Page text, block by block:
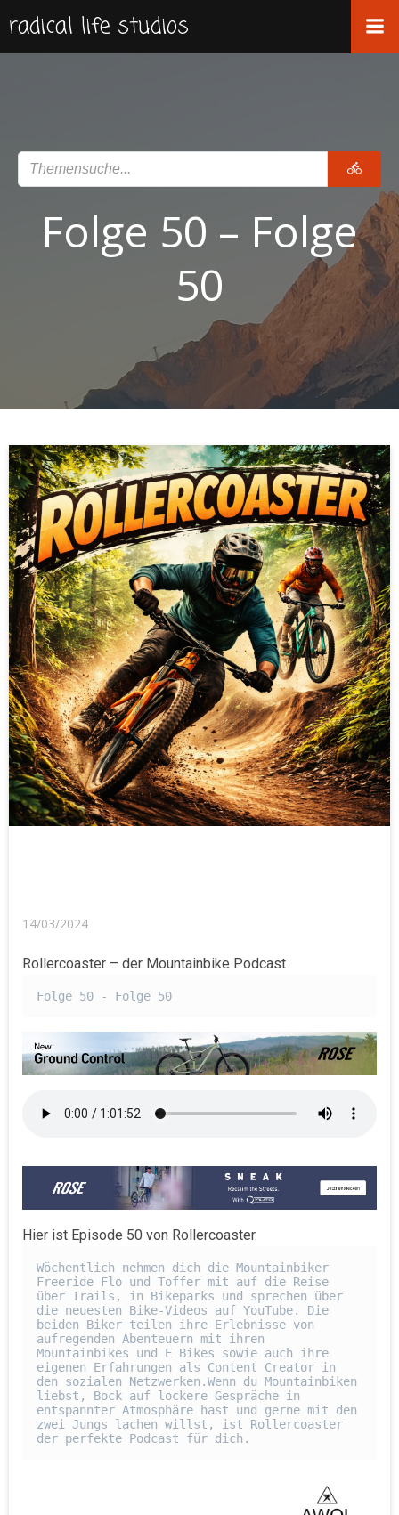
springen
radical life studios
Folge 50 – Folge
50
14/03/2024
Rollercoaster – der Mountainbike Podcast
Folge 50 - Folge 50
Hier ist Episode 50 von Rollercoaster.
Wöchentlich nehmen dich die Mountainbiker
Freeride Flo und Toffer mit auf die Reise
über Trails, in Bikeparks und sprechen über
die neuesten Bike-Videos auf YouTube. Die
beiden Biker teilen ihre Erlebnisse von
aufregenden Abenteuern mit ihren
Mountainbikes und E Bikes sowie auch ihre
eigenen Erfahrungen als Content Creator in
den sozialen Netzwerken.Wenn du Mountainbiken
liebst, Bock auf lockere Gespräche in
entspannter Atmosphäre hast und gerne mit den
zwei Jungs lachen willst, ist Rollercoaster
der perfekte Podcast für dich.